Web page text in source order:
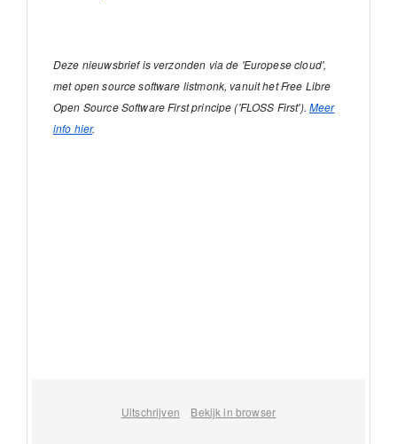
Deze nieuwsbrief is verzonden via de 'Europese cloud',
met open source software listmonk, vanuit het Free Libre
Open Source Software First principe ('FLOSS First'). Meer
info hier.
Uitschrijven Bekijk in browser